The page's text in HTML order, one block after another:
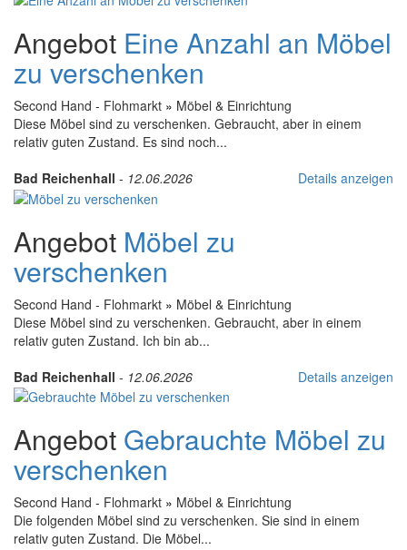
Angebot Eine Anzahl an Möbel
zu verschenken
Second Hand - Flohmarkt » Möbel & Einrichtung
Diese Möbel sind zu verschenken. Gebraucht, aber in einem
relativ guten Zustand. Es sind noch...
Bad Reichenhall - 12.06.2026 Details anzeigen
Angebot Möbel zu
verschenken
Second Hand - Flohmarkt » Möbel & Einrichtung
Diese Möbel sind zu verschenken. Gebraucht, aber in einem
relativ guten Zustand. Ich bin ab...
Bad Reichenhall - 12.06.2026 Details anzeigen
Angebot Gebrauchte Möbel zu
verschenken
Second Hand - Flohmarkt » Möbel & Einrichtung
Die folgenden Möbel sind zu verschenken. Sie sind in einem
relativ guten Zustand. Die Möbel...